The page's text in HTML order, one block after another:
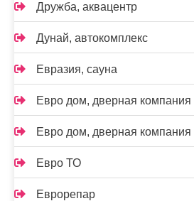
Дружба, аквацентр
Дунай, автокомплекс
Евразия, сауна
Евро дом, дверная компания
Евро дом, дверная компания
Евро ТО
Еврорепар